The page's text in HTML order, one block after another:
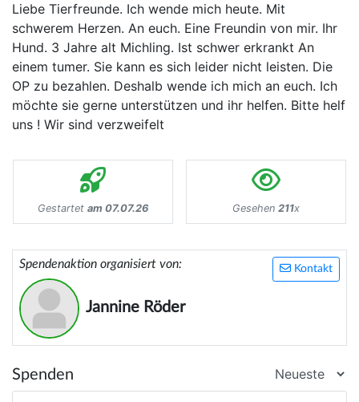
Liebe Tierfreunde. Ich wende mich heute. Mit
schwerem Herzen. An euch. Eine Freundin von mir. Ihr
Hund. 3 Jahre alt Michling. Ist schwer erkrankt An
einem tumer. Sie kann es sich leider nicht leisten. Die
OP zu bezahlen. Deshalb wende ich mich an euch. Ich
möchte sie gerne unterstützen und ihr helfen. Bitte helf
uns ! Wir sind verzweifelt
Gestartet am 07.07.26 Gesehen 211x
Kontakt
Spendenaktion organisiert von:
Jannine Röder
Spenden